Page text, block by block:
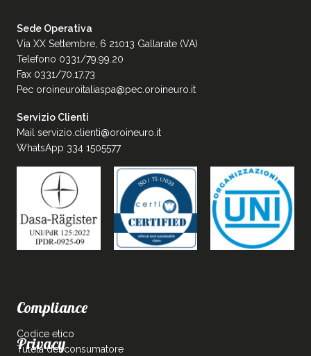
Sede Operativa
Via XX Settembre, 6 21013 Gallarate (VA)
Telefono 0331/79.99.20
Fax 0331/70.17.73
Pec oroineuroitaliaspa@pec.oroineuro.it
Servizio Clienti
Mail servizio.clienti@oroineuro.it
WhatsApp 334 1505577
Compliance
Codice etico
Tutela del consumatore
Privacy